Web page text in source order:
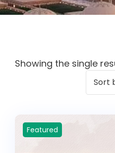
Showing the single
Featured